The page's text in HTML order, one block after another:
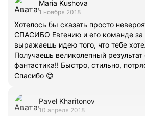
Maria Kushova
1 ноября 2018
Хотелось бы сказать просто
СПАСИБО Евгению и его команде за
выражаешь идею того, что тебе
Получаешь великолепный результат
фантастика!! Быстро, стильно,
Спасибо 😊
Pavel Kharitonov
10 апреля 2018